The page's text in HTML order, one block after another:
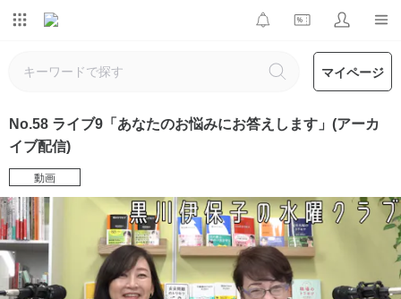
マイページ
No.58 ライブ9「あなたのお悩みにお答えします」(アーカ
イブ配信)
動画